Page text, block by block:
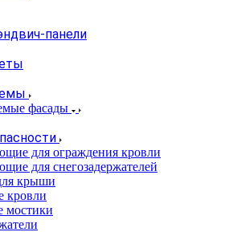
панели
фасады
для ограждения кровли
для снегозадержателей
крыши
кровли
мостики